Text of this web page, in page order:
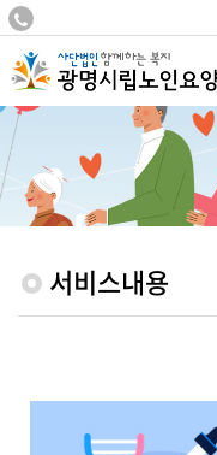
서비스내용